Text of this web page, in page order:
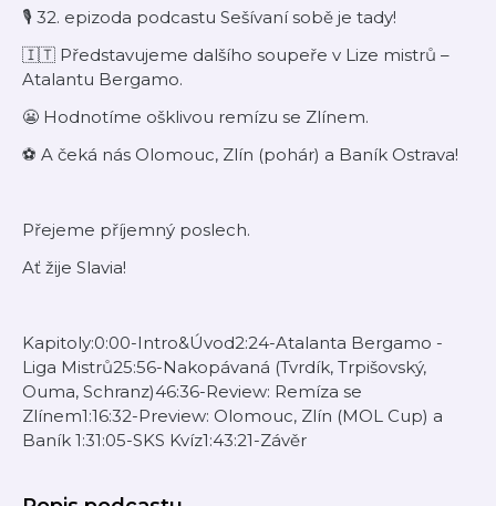
🎙️ 32. epizoda podcastu Sešívaní sobě je tady!
🇮🇹 Představujeme dalšího soupeře v Lize mistrů –
Atalantu Bergamo.
😬 Hodnotíme ošklivou remízu se Zlínem.
⚽ A čeká nás Olomouc, Zlín (pohár) a Baník Ostrava!
Přejeme příjemný poslech.
Ať žije Slavia!
Kapitoly:0:00-Intro&Úvod2:24-Atalanta Bergamo -
Liga Mistrů25:56-Nakopávaná (Tvrdík, Trpišovský,
Ouma, Schranz)46:36-Review: Remíza se
Zlínem1:16:32-Preview: Olomouc, Zlín (MOL Cup) a
Baník 1:31:05-SKS Kvíz1:43:21-Závěr